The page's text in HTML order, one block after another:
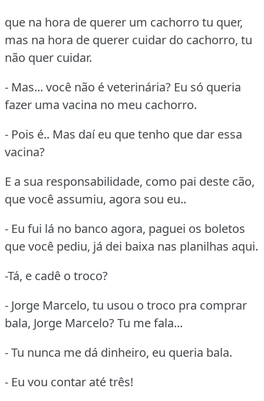
que na hora de querer um cachorro tu quer,
mas na hora de querer cuidar do cachorro, tu
não quer cuidar.
- Mas... você não é veterinária? Eu só queria
fazer uma vacina no meu cachorro.
- Pois é.. Mas daí eu que tenho que dar essa
vacina?
E a sua responsabilidade, como pai deste cão,
que você assumiu, agora sou eu..
- Eu fui lá no banco agora, paguei os boletos
que você pediu, já dei baixa nas planilhas aqui.
-Tá, e cadê o troco?
- Jorge Marcelo, tu usou o troco pra comprar
bala, Jorge Marcelo? Tu me fala...
- Tu nunca me dá dinheiro, eu queria bala.
- Eu vou contar até três!